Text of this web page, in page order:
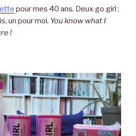
pour mes 40 ans. Deux go girl :
un pour moi. You know what I
!